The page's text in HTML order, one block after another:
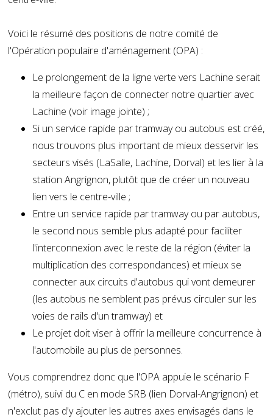
Voici le résumé des positions de notre comité de
l'Opération populaire d'aménagement (OPA) :
Le prolongement de la ligne verte vers Lachine serait
la meilleure façon de connecter notre quartier avec
Lachine (voir image jointe) ;
Si un service rapide par tramway ou autobus est créé,
nous trouvons plus important de mieux desservir les
secteurs visés (LaSalle, Lachine, Dorval) et les lier à la
station Angrignon, plutôt que de créer un nouveau
lien vers le centre-ville ;
Entre un service rapide par tramway ou par autobus,
le second nous semble plus adapté pour faciliter
l'interconnexion avec le reste de la région (éviter la
multiplication des correspondances) et mieux se
connecter aux circuits d'autobus qui vont demeurer
(les autobus ne semblent pas prévus circuler sur les
voies de rails d'un tramway) et
Le projet doit viser à offrir la meilleure concurrence à
l'automobile au plus de personnes.
Vous comprendrez donc que l'OPA appuie le scénario F
(métro), suivi du C en mode SRB (lien Dorval-Angrignon) et
n'exclut pas d'y ajouter les autres axes envisagés dans le